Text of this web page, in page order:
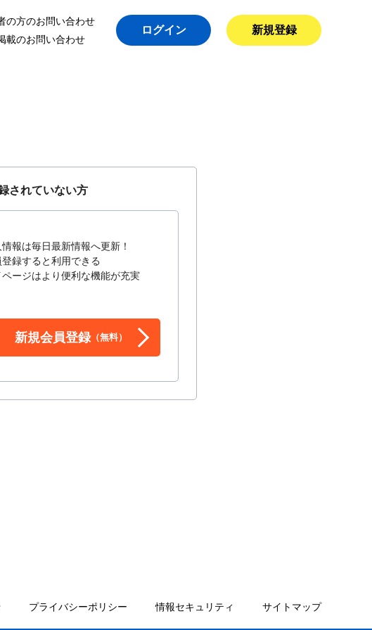
の方のお問い合わせ
載のお問い合わせ
ログイン 新規登録
されていない方
報は毎日最新情報へ更新！
録すると利用できる
ページはより便利な機能が充実
新規会員登録（無料）
プライバシーポリシー 情報セキュリティ サイトマップ